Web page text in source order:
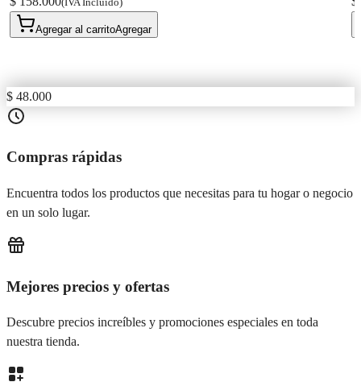
Agregar al carritoAgregar
$ 48.000
Compras rápidas
Encuentra todos los productos que necesitas para tu hogar o negocio
en un solo lugar.
Mejores precios y ofertas
Descubre precios increíbles y promociones especiales en toda
nuestra tienda.